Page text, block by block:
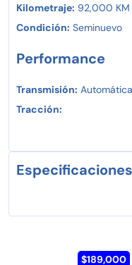
Kilometraje: 92,000 KM
Condición: Seminuevo
Performance
Transmisión: Automática
Tracción:
Especificaciones
$189,000